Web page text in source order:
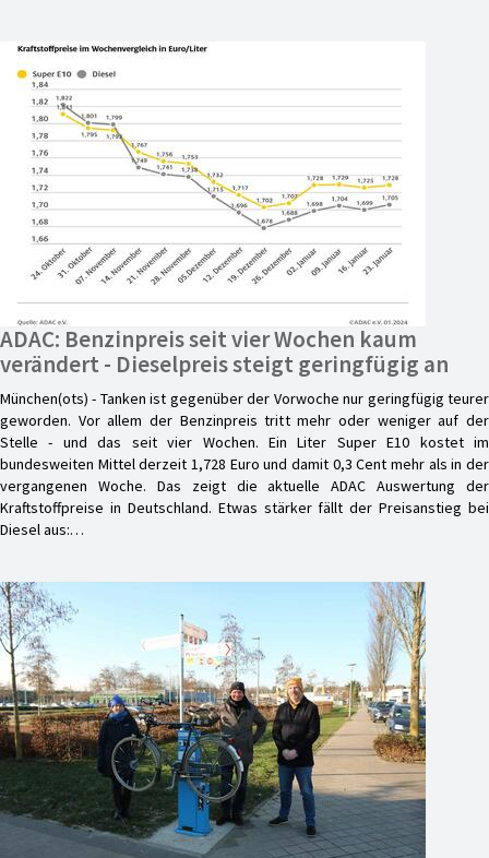
ADAC: Benzinpreis seit vier Wochen kaum
verändert - Dieselpreis steigt geringfügig an
München(ots) - Tanken ist gegenüber der Vorwoche nur geringfügig teurer
geworden. Vor allem der Benzinpreis tritt mehr oder weniger auf der
Stelle - und das seit vier Wochen. Ein Liter Super E10 kostet im
bundesweiten Mittel derzeit 1,728 Euro und damit 0,3 Cent mehr als in der
vergangenen Woche. Das zeigt die aktuelle ADAC Auswertung der
Kraftstoffpreise in Deutschland. Etwas stärker fällt der Preisanstieg bei
Diesel aus:…